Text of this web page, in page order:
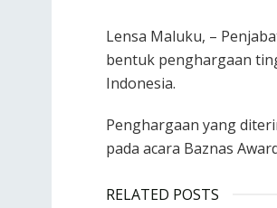
Lensa Maluku, –
bentuk penghargaan
Indonesia.
Penghargaan yang
pada acara Baznas
RELATED POSTS